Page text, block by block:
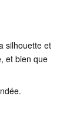
silhouette et
et bien que